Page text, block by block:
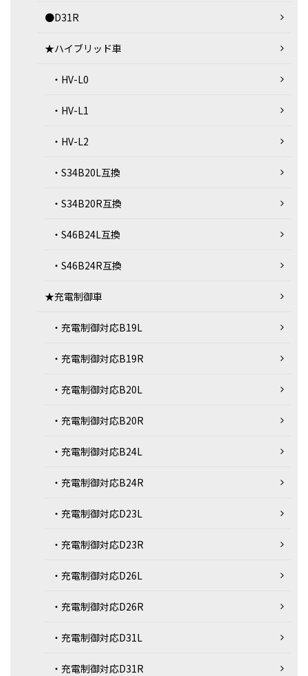
●D31R
★ハイブリッド車
・HV-L0
・HV-L1
・HV-L2
・S34B20L互換
・S34B20R互換
・S46B24L互換
・S46B24R互換
★充電制御車
・充電制御対応B19L
・充電制御対応B19R
・充電制御対応B20L
・充電制御対応B20R
・充電制御対応B24L
・充電制御対応B24R
・充電制御対応D23L
・充電制御対応D23R
・充電制御対応D26L
・充電制御対応D26R
・充電制御対応D31L
・充電制御対応D31R